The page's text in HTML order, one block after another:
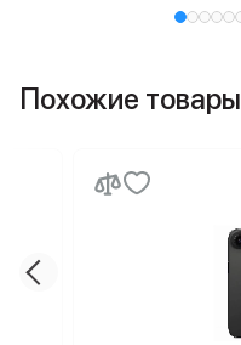
Похожие товары